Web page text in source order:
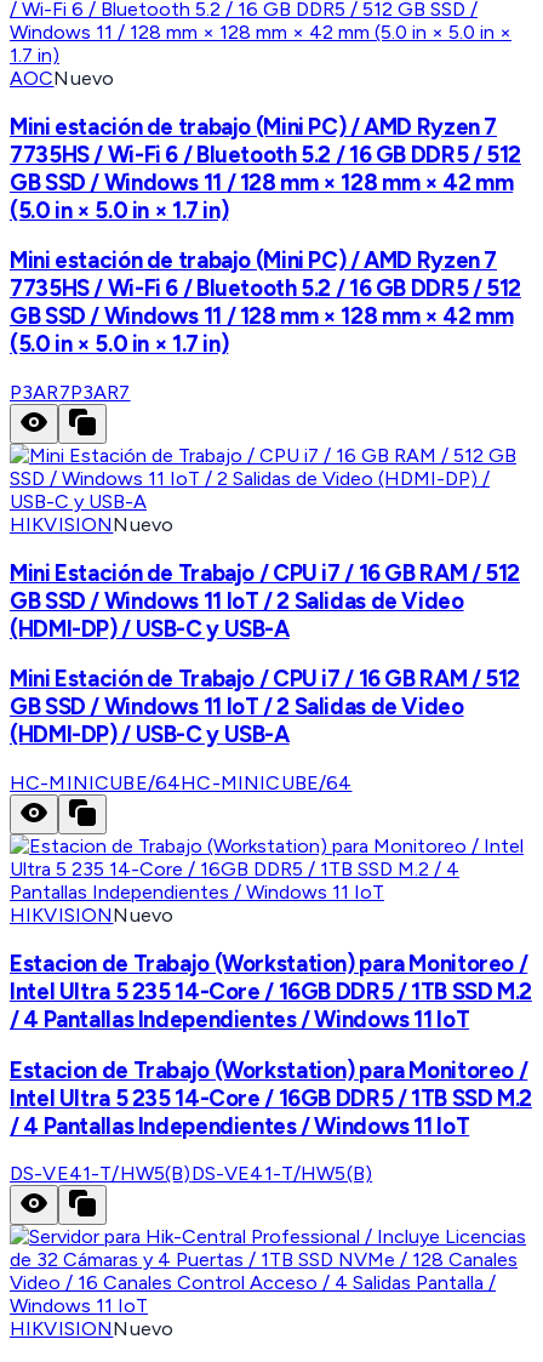
AOCNuevo
Mini estación de trabajo (Mini PC) / AMD Ryzen 7
7735HS / Wi-Fi 6 / Bluetooth 5.2 / 16 GB DDR5 / 512
GB SSD / Windows 11 / 128 mm × 128 mm × 42 mm
(5.0 in × 5.0 in × 1.7 in)
Mini estación de trabajo (Mini PC) / AMD Ryzen 7
7735HS / Wi-Fi 6 / Bluetooth 5.2 / 16 GB DDR5 / 512
GB SSD / Windows 11 / 128 mm × 128 mm × 42 mm
(5.0 in × 5.0 in × 1.7 in)
P3AR7P3AR7
HIKVISIONNuevo
Mini Estación de Trabajo / CPU i7 / 16 GB RAM / 512
GB SSD / Windows 11 IoT / 2 Salidas de Video
(HDMI-DP) / USB-C y USB-A
Mini Estación de Trabajo / CPU i7 / 16 GB RAM / 512
GB SSD / Windows 11 IoT / 2 Salidas de Video
(HDMI-DP) / USB-C y USB-A
HC-MINICUBE/64HC-MINICUBE/64
HIKVISIONNuevo
Estacion de Trabajo (Workstation) para Monitoreo /
Intel Ultra 5 235 14-Core / 16GB DDR5 / 1TB SSD M.2
/ 4 Pantallas Independientes / Windows 11 IoT
Estacion de Trabajo (Workstation) para Monitoreo /
Intel Ultra 5 235 14-Core / 16GB DDR5 / 1TB SSD M.2
/ 4 Pantallas Independientes / Windows 11 IoT
DS-VE41-T/HW5(B)DS-VE41-T/HW5(B)
HIKVISIONNuevo